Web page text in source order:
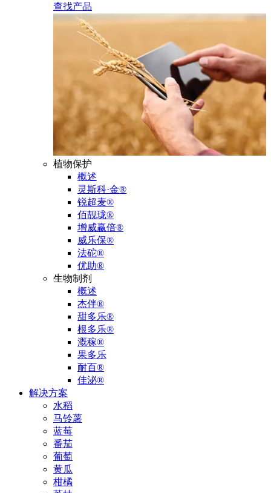
查找产品
植物保护
概述
灵斯科·金®
锐超麦®
佰靓珑®
增威赢倍®
威乐保®
法砣®
优助®
生物制剂
概述
杰伴®
甜多乐®
根多乐®
溉稼®
果多乐
耐百®
佳泌®
解决方案
水稻
马铃薯
蓝莓
番茄
葡萄
黄瓜
柑橘